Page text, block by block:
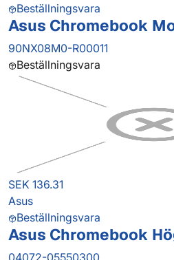
Beställningsvara
Asus Chromebook
90NX08M0-R00011
Beställningsvara
SEK 136.31
Asus
Beställningsvara
Asus Chromebook